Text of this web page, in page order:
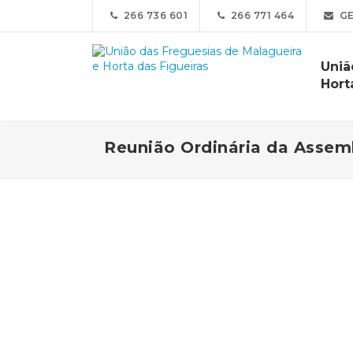
266 736 601 266 771 464
Reunião Ordinária da